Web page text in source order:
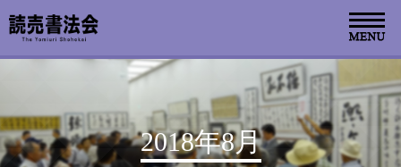
2018年8月
お知らせ